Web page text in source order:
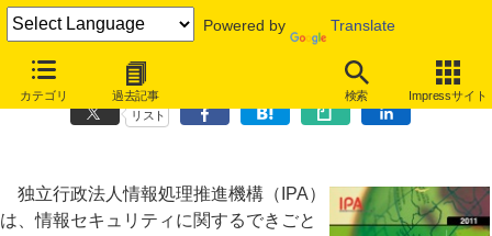
Powered by Translate
カテゴリ 過去記事 検索 Impressサイト
IPA、「情報セキュリティ白書2011」発売
リスト
独立行政法人情報処理推進機構（IPA）
は、情報セキュリティに関するできごと